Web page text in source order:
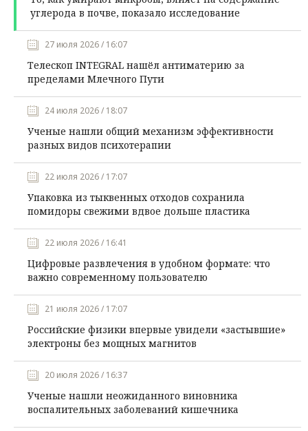
углерода в почве, показало исследование
27 июля 2026 / 16:07
Телескоп INTEGRAL нашёл антиматерию за
пределами Млечного Пути
24 июля 2026 / 18:07
Ученые нашли общий механизм эффективности
разных видов психотерапии
22 июля 2026 / 17:07
Упаковка из тыквенных отходов сохранила
помидоры свежими вдвое дольше пластика
22 июля 2026 / 16:41
Цифровые развлечения в удобном формате: что
важно современному пользователю
21 июля 2026 / 17:07
Российские физики впервые увидели «застывшие»
электроны без мощных магнитов
20 июля 2026 / 16:37
Ученые нашли неожиданного виновника
воспалительных заболеваний кишечника